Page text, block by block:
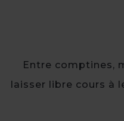
Entre comptines,
laisser libre cours à